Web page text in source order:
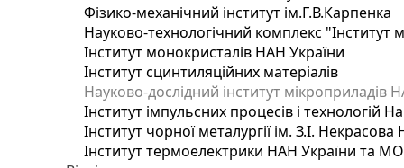
Фізико-механічний інститут ім.Г.В.Карпенка
Науково-технологічний комплекс "Інститут
Інститут монокристалів НАН України
Інститут сцинтиляційних матеріалів
Науково-дослідний інститут мікроприладів
Інститут імпульсних процесів і технологій
Інститут чорної металургії ім. З.І.
Інститут термоелектрики НАН України та